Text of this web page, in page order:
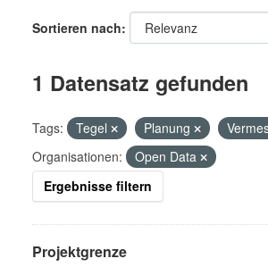
Sortieren nach
1 Datensatz gefunden
Tags: Tegel Planung
Organisationen:
Open Data
Ergebnisse filtern
Projektgrenze